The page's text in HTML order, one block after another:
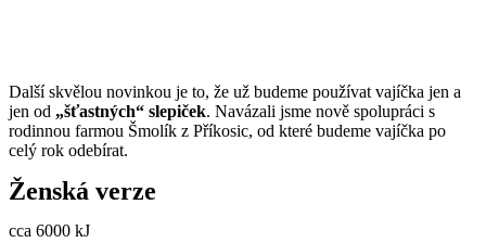
Další skvělou novinkou je to, že už budeme používat vajíčka jen a
jen od „šťastných“ slepiček. Navázali jsme nově spolupráci s
rodinnou farmou Šmolík z Příkosic, od které budeme vajíčka po
celý rok odebírat.
Ženská verze
cca 6000 kJ